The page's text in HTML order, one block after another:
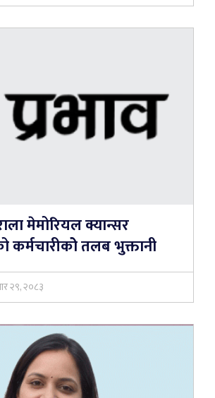
मेमोरियल क्यान्सर
कर्मचारीकोे तलब भुक्तानी
२९, २०८३